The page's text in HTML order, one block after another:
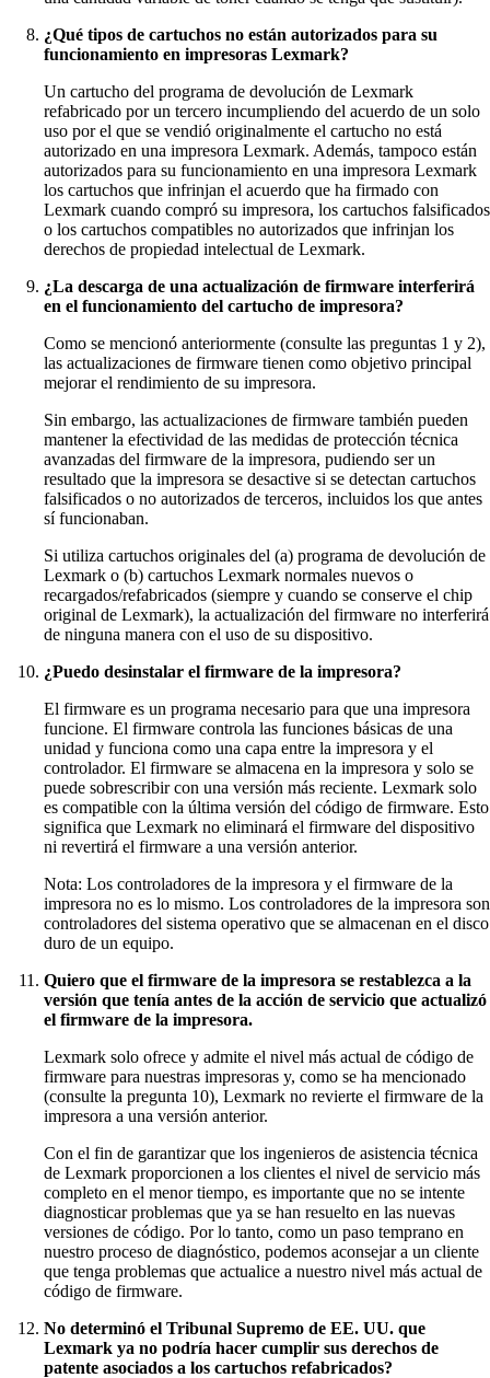
¿Qué tipos de cartuchos no están autorizados para su
funcionamiento en impresoras Lexmark?
Un cartucho del programa de devolución de Lexmark
refabricado por un tercero incumpliendo del acuerdo de un solo
uso por el que se vendió originalmente el cartucho no está
autorizado en una impresora Lexmark. Además, tampoco están
autorizados para su funcionamiento en una impresora Lexmark
los cartuchos que infrinjan el acuerdo que ha firmado con
Lexmark cuando compró su impresora, los cartuchos falsificados
o los cartuchos compatibles no autorizados que infrinjan los
derechos de propiedad intelectual de Lexmark.
¿La descarga de una actualización de firmware interferirá
en el funcionamiento del cartucho de impresora?
Como se mencionó anteriormente (consulte las preguntas 1 y 2),
las actualizaciones de firmware tienen como objetivo principal
mejorar el rendimiento de su impresora.
Sin embargo, las actualizaciones de firmware también pueden
mantener la efectividad de las medidas de protección técnica
avanzadas del firmware de la impresora, pudiendo ser un
resultado que la impresora se desactive si se detectan cartuchos
falsificados o no autorizados de terceros, incluidos los que antes
sí funcionaban.
Si utiliza cartuchos originales del (a) programa de devolución de
Lexmark o (b) cartuchos Lexmark normales nuevos o
recargados/refabricados (siempre y cuando se conserve el chip
original de Lexmark), la actualización del firmware no interferirá
de ninguna manera con el uso de su dispositivo.
¿Puedo desinstalar el firmware de la impresora?
El firmware es un programa necesario para que una impresora
funcione. El firmware controla las funciones básicas de una
unidad y funciona como una capa entre la impresora y el
controlador. El firmware se almacena en la impresora y solo se
puede sobrescribir con una versión más reciente. Lexmark solo
es compatible con la última versión del código de firmware. Esto
significa que Lexmark no eliminará el firmware del dispositivo
ni revertirá el firmware a una versión anterior.
Nota: Los controladores de la impresora y el firmware de la
impresora no es lo mismo. Los controladores de la impresora son
controladores del sistema operativo que se almacenan en el disco
duro de un equipo.
Quiero que el firmware de la impresora se restablezca a la
versión que tenía antes de la acción de servicio que actualizó
el firmware de la impresora.
Lexmark solo ofrece y admite el nivel más actual de código de
firmware para nuestras impresoras y, como se ha mencionado
(consulte la pregunta 10), Lexmark no revierte el firmware de la
impresora a una versión anterior.
Con el fin de garantizar que los ingenieros de asistencia técnica
de Lexmark proporcionen a los clientes el nivel de servicio más
completo en el menor tiempo, es importante que no se intente
diagnosticar problemas que ya se han resuelto en las nuevas
versiones de código. Por lo tanto, como un paso temprano en
nuestro proceso de diagnóstico, podemos aconsejar a un cliente
que tenga problemas que actualice a nuestro nivel más actual de
código de firmware.
No determinó el Tribunal Supremo de EE. UU. que
Lexmark ya no podría hacer cumplir sus derechos de
patente asociados a los cartuchos refabricados?